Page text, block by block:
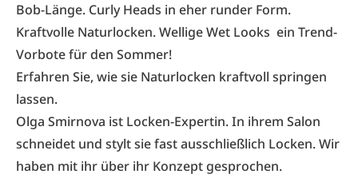
Bob-Länge. Curly Heads in eher runder Form.
Kraftvolle Naturlocken. Wellige Wet Looks ein Trend-
Vorbote für den Sommer!
Erfahren Sie, wie sie Naturlocken kraftvoll springen
lassen.
Olga Smirnova ist Locken-Expertin. In ihrem Salon
schneidet und stylt sie fast ausschließlich Locken. Wir
haben mit ihr über ihr Konzept gesprochen.